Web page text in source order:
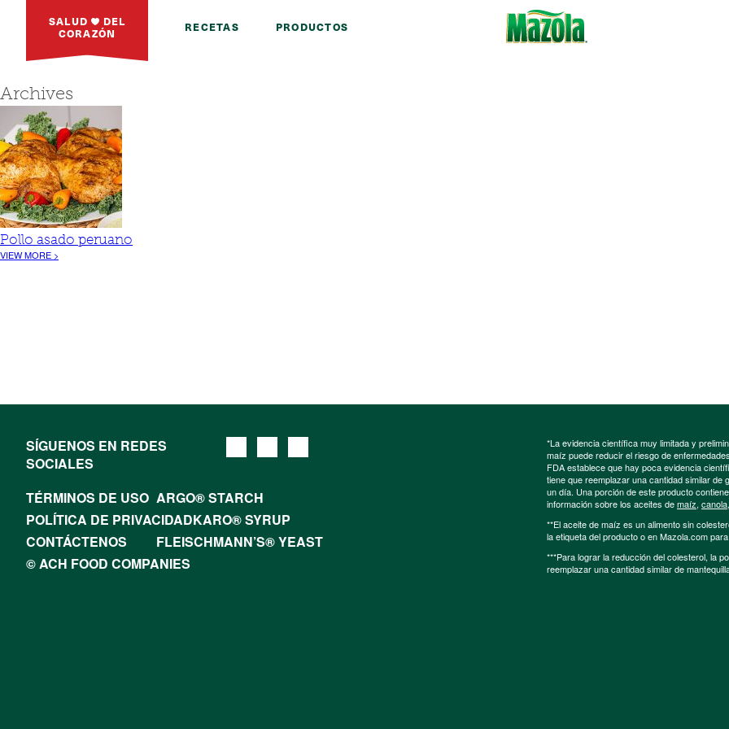
SALUD DEL
CORAZÓN RECETAS PRODUCTOS
Archives
Pollo asado peruano
VIEW MORE >
SÍGUENOS EN REDES
SOCIALES
TÉRMINOS DE USO ARGO® STARCH
POLÍTICA DE PRIVACIDADKARO® SYRUP
CONTÁCTENOS
FLEISCHMANN’S® YEAST
© ACH FOOD COMPANIES
*La evidencia científica muy limitada y
maíz puede reducir el riesgo de
FDA establece que hay poca evidencia
tiene que reemplazar una cantidad similar
un día. Una porción de este producto
información sobre los aceites demaíz, canola,
**El aceite de maíz es un alimento sin
la etiqueta del producto o en Mazola.com
***Para lograr la reducción del colesterol, la
reemplazar una cantidad similar de